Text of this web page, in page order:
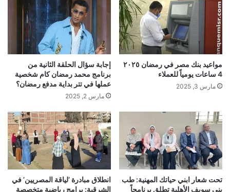
مواعيد بنك مصر في رمضان ٢٠٢٥
4 ساعات يومياً للعملاء
مارس 3, 2025
إجابة سؤال الحلقة الثانية من
برنامج محمد رمضان كام شخصية
عملها في تتر بداية مدفع رمضان؟
مارس 2, 2025
تحت شعار ابني حياتك المهنية: طب
بني سويف الأهلية تطلق برنامجاً
انطلاق مبادرة ‘لياقة المصريين’ في
الشرقية: برامج رياضية متخصصة